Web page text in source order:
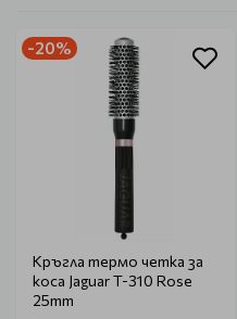
-20%
Кръгла термо четка за
коса Jaguar T-310 Rose
25mm